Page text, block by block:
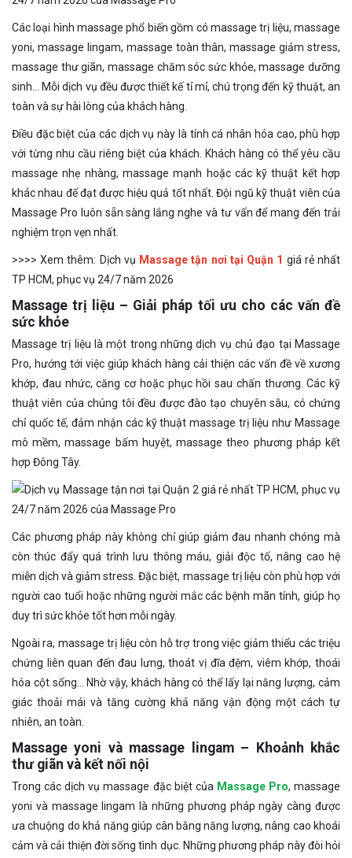
Các loại hình massage phổ biến gồm có massage trị liệu, massage
yoni, massage lingam, massage toàn thân, massage giảm stress,
massage thư giãn, massage chăm sóc sức khỏe, massage dưỡng
sinh… Mỗi dịch vụ đều được thiết kế tỉ mỉ, chú trọng đến kỹ thuật, an
toàn và sự hài lòng của khách hàng.
Điều đặc biệt của các dịch vụ này là tính cá nhân hóa cao, phù hợp
với từng nhu cầu riêng biệt của khách. Khách hàng có thể yêu cầu
massage nhẹ nhàng, massage mạnh hoặc các kỹ thuật kết hợp
khác nhau để đạt được hiệu quả tốt nhất. Đội ngũ kỹ thuật viên của
Massage Pro luôn sẵn sàng lắng nghe và tư vấn để mang đến trải
nghiệm trọn vẹn nhất.
>>>> Xem thêm: Dịch vụ Massage tận nơi tại Quận 1 giá rẻ nhất
TP HCM, phục vụ 24/7 năm 2026
Massage trị liệu – Giải pháp tối ưu cho các vấn đề
sức khỏe
Massage trị liệu là một trong những dịch vụ chủ đạo tại Massage
Pro, hướng tới việc giúp khách hàng cải thiện các vấn đề về xương
khớp, đau nhức, căng cơ hoặc phục hồi sau chấn thương. Các kỹ
thuật viên của chúng tôi đều được đào tạo chuyên sâu, có chứng
chỉ quốc tế, đảm nhận các kỹ thuật massage trị liệu như Massage
mô mềm, massage bấm huyệt, massage theo phương pháp kết
hợp Đông Tây.
Các phương pháp này không chỉ giúp giảm đau nhanh chóng mà
còn thúc đẩy quá trình lưu thông máu, giải độc tố, nâng cao hệ
miễn dịch và giảm stress. Đặc biệt, massage trị liệu còn phù hợp với
người cao tuổi hoặc những người mắc các bệnh mãn tính, giúp họ
duy trì sức khỏe tốt hơn mỗi ngày.
Ngoài ra, massage trị liệu còn hỗ trợ trong việc giảm thiểu các triệu
chứng liên quan đến đau lưng, thoát vị đĩa đệm, viêm khớp, thoái
hóa cột sống… Nhờ vậy, khách hàng có thể lấy lại năng lượng, cảm
giác thoải mái và tăng cường khả năng vận động một cách tự
nhiên, an toàn.
Massage yoni và massage lingam – Khoảnh khắc
thư giãn và kết nối nội
Trong các dịch vụ massage đặc biệt của Massage Pro, massage
yoni và massage lingam là những phương pháp ngày càng được
ưa chuộng do khả năng giúp cân bằng năng lượng, nâng cao khoái
cảm và cải thiện đời sống tình dục. Những phương pháp này đòi hỏi